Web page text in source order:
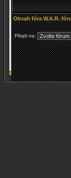
Obsah fóra W.A.R.
Přejdi na: